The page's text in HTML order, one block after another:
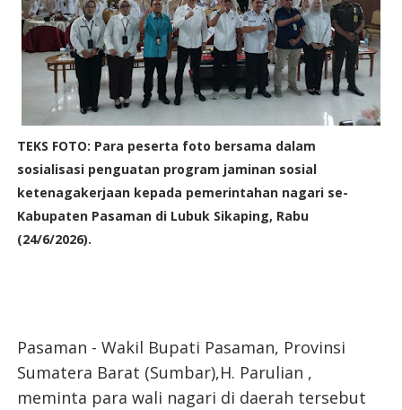
TEKS FOTO: Para peserta foto bersama dalam
sosialisasi penguatan program jaminan sosial
ketenagakerjaan kepada pemerintahan nagari se-
Kabupaten Pasaman di Lubuk Sikaping, Rabu
(24/6/2026).
Pasaman - Wakil Bupati Pasaman, Provinsi
Sumatera Barat (Sumbar),H. Parulian ,
meminta para wali nagari di daerah tersebut